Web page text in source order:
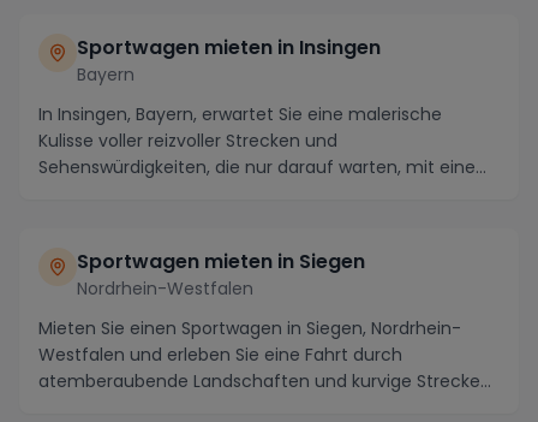
Sportwagen mieten in Insingen
Bayern
In Insingen, Bayern, erwartet Sie eine malerische
Kulisse voller reizvoller Strecken und
Sehenswürdigkeiten, die nur darauf warten, mit einem
Sportwagen mieten in Siegen
Nordrhein-Westfalen
Mieten Sie einen Sportwagen in Siegen, Nordrhein-
Westfalen und erleben Sie eine Fahrt durch
atemberaubende Landschaften und kurvige Strecken.